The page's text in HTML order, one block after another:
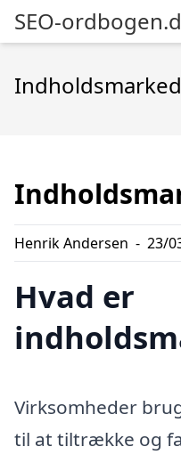
SEO-
Henrik Andersen - 23/
Hvad er
Virksomheder
til at tiltrække og